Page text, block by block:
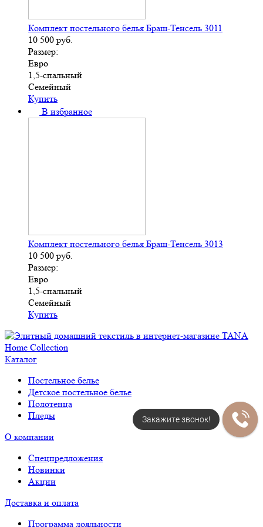
Комплект постельного белья Браш-Тенсель 3011
10 500 руб.
Размер:
Евро
1,5-спальный
Семейный
Купить
В избранное
Комплект постельного белья Браш-Тенсель 3013
10 500 руб.
Размер:
Евро
1,5-спальный
Семейный
Купить
Каталог
Постельное белье
Детское постельное белье
Полотенца
Пледы
О компании
Спецпредложения
Новинки
Акции
Доставка и оплата
Программа лояльности
Закажите звонок!